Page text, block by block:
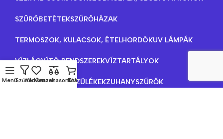
SZŰRŐBETÉTEKSZŰRŐHÁZAK
TERMOSZOK, KULACSOK, ÉTELHORDÓKUV LÁMPÁK
VÍZLÁGYÍTÓ RENDSZEREKVÍZTARTÁLYOK
VÍZTISZTÍTÓ KÉSZÜLÉKEKZUHANYSZŰRŐK
MenüSzűrőkKedvencek
Összehasonlítás
Kosár